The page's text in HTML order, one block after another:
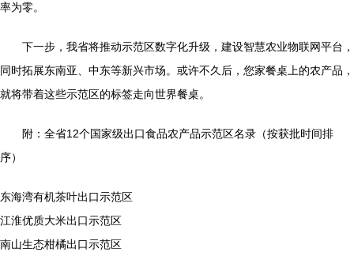
率为零。
下一步，我省将推动示范区数字化升级，建设智慧农业物联网平台，
同时拓展东南亚、中东等新兴市场。或许不久后，您家餐桌上的农产品，
就将带着这些示范区的标签走向世界餐桌。
附：全省12个国家级出口食品农产品示范区名录（按获批时间排
序）
东海湾有机茶叶出口示范区
江淮优质大米出口示范区
南山生态柑橘出口示范区